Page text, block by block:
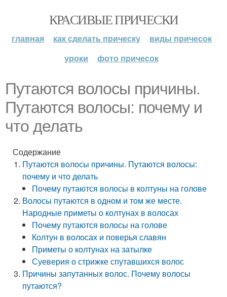
КРАСИВЫЕ ПРИЧЕСКИ
главная как сделать прическу
виды причесок
уроки
фото причесок
Путаются волосы причины.
Путаются волосы: почему и
что делать
Содержание
Путаются волосы причины. Путаются волосы:
почему и что делать
Почему путаются волосы в колтуны на голове
Волосы путаются в одном и том же месте.
Народные приметы о колтунах в волосах
Почему путаются волосы на голове
Колтун в волосах и поверья славян
Приметы о колтунах на затылке
Суеверия о стрижке спутавшихся волос
Причины запутанных волос. Почему волосы
путаются?